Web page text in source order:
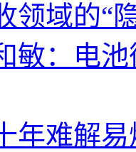
领域的“
敏：电
年难解